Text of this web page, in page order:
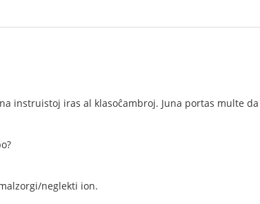
instruistoj iras al klasoĉambroj. Juna portas multe
neglekti ion.